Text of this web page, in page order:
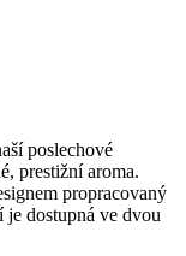
poslechové
prestižní aroma.
propracovaný
je dostupná ve dvou